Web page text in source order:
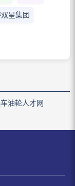
星集团
车油轮人才网